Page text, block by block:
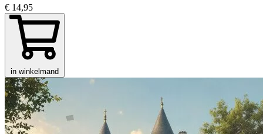
€ 14,95
in winkelmand